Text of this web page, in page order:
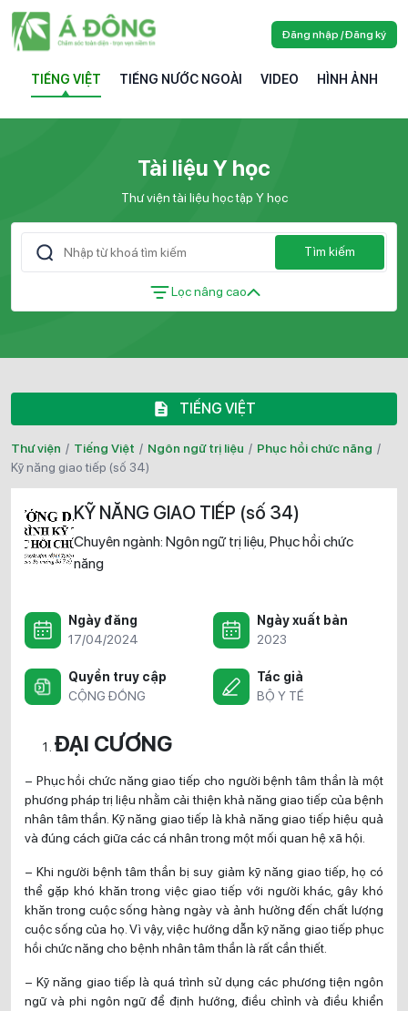
TIẾNG VIỆT TIẾNG NƯỚC NGOÀI VIDEO HÌNH ẢNH
Đăng nhập / Đăng ký
Tài liệu Y học
Thư viện tài liệu học tập Y học
Tìm kiếm
Lọc nâng cao
TIẾNG VIỆT
Thư viện / Tiếng Việt / Ngôn ngữ trị liệu / Phục hồi chức năng /
kỹ năng giao tiếp (số 34)
KỸ NĂNG GIAO TIẾP (số 34)
Chuyên ngành: Ngôn ngữ trị liệu Phục hồi chức
năng
Ngày đăng
17/04/2024
Ngày xuất bản
2023
Quyền truy cập
CỘNG ĐỒNG
Tác giả
BỘ Y TẾ
ĐẠI CƯƠNG
– Phục hồi chức năng giao tiếp cho người bệnh tâm thần là một
phương pháp trị liệu nhằm cải thiện khả năng giao tiếp của bệnh
nhân tâm thần. Kỹ năng giao tiếp là khả năng giao tiếp hiệu quả
và đúng cách giữa các cá nhân trong một mối quan hệ xã hội.
– Khi người bệnh tâm thần bị suy giảm kỹ năng giao tiếp, họ có
thể gặp khó khăn trong việc giao tiếp với người khác, gây khó
khăn trong cuộc sống hàng ngày và ảnh hưởng đến chất lượng
cuộc sống của họ. Vì vậy, việc hướng dẫn kỹ năng giao tiếp phục
hồi chức năng cho bệnh nhân tâm thần là rất cần thiết.
– Kỹ năng giao tiếp là quá trình sử dụng các phương tiện ngôn
ngữ và phi ngôn ngữ để định hướng, điều chỉnh và điều khiển